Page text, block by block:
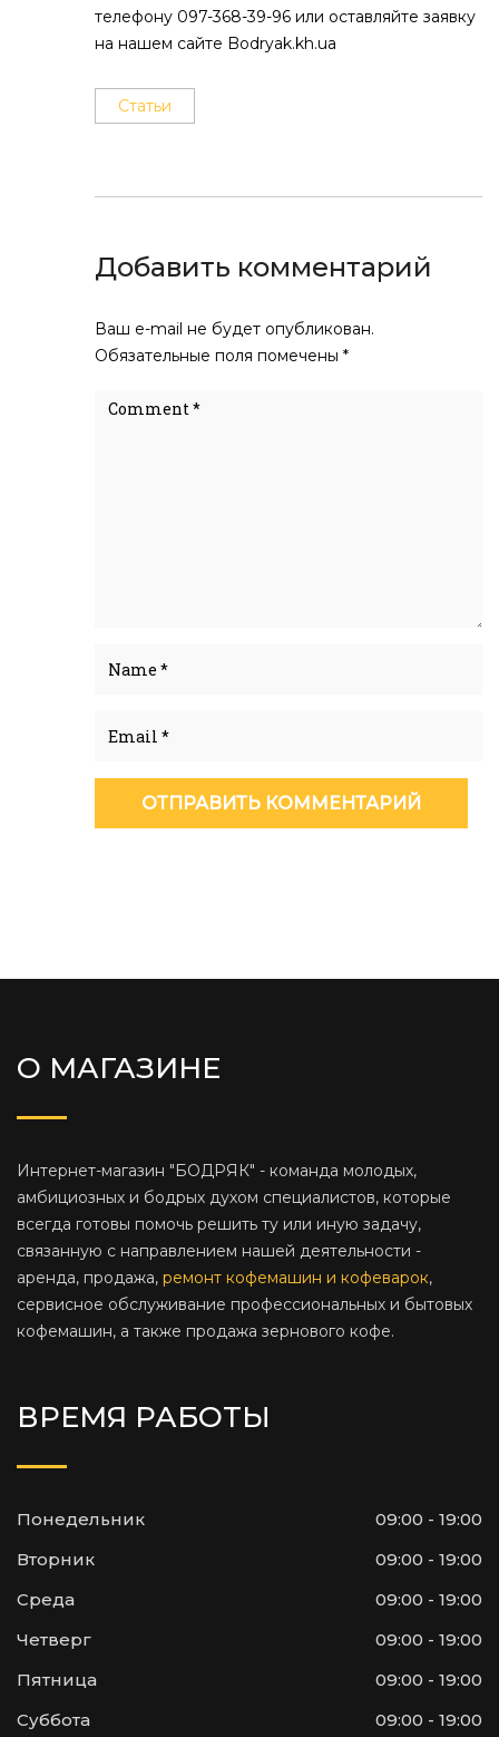
телефону 097-368-39-96 или оставляйте заявку
на нашем сайте Bodryak.kh.ua
Статьи
Добавить комментарий
Ваш e-mail не будет опубликован.
Обязательные поля помечены *
О МАГАЗИНЕ
Интернет-магазин "БОДРЯК" - команда молодых,
амбициозных и бодрых духом специалистов, которые
всегда готовы помочь решить ту или иную задачу,
связанную с направлением нашей деятельности -
аренда, продажа, ремонт кофемашин и кофеварок,
сервисное обслуживание профессиональных и бытовых
кофемашин, а также продажа зернового кофе.
ВРЕМЯ РАБОТЫ
Понедельник
09:00 - 19:00
Вторник
09:00 - 19:00
Среда
09:00 - 19:00
Четверг
09:00 - 19:00
Пятница
09:00 - 19:00
Суббота
09:00 - 19:00